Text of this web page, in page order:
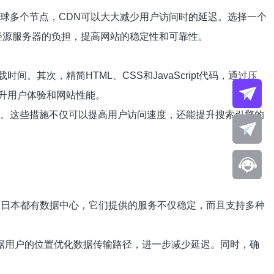
多个节点，CDN可以大大减少用户访问时的延迟。选择一个
服务器的负担，提高网站的稳定性和可靠性。
时间。其次，精简HTML、CSS和JavaScript代码，通过压
户体验和网站性能。
这些措施不仅可以提高用户访问速度，还能提升搜索引擎的
本都有数据中心，它们提供的服务不仅稳定，而且支持多种
用户的位置优化数据传输路径，进一步减少延迟。同时，确